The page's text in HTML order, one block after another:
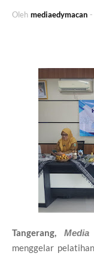
Oleh mediaedymacan -
Tangerang,
menggelar